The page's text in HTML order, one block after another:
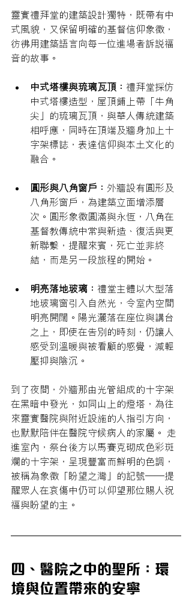
靈實禮拜堂的建築設計獨特，既帶有中
式風貌，又保留明確的基督信仰象徵，
彷彿用建築語言向每一位進場者訴說福
音的故事。​
中式塔樓與琉璃瓦頂： 禮拜堂採仿
中式塔樓造型，屋頂鋪上帶「牛角
尖」的琉璃瓦頂，與華人傳統建築
相呼應，同時在頂端及牆身加上十
字架標誌，表達信仰與本土文化的
融合。​
圓形與八角窗戶： 外牆設有圓形及
八角形窗戶，為建築立面增添層
次。圓形象徵圓滿與永恆，八角在
基督教傳統中常與新造、復活與更
新聯繫，提醒來賓，死亡並非終
結，而是另一段旅程的開始。​
明亮落地玻璃： 禮堂主體以大型落
地玻璃窗引入自然光，令室內空間
明亮開闊。陽光灑落在座位與講台
之上，即使在告別的時刻，仍讓人
感受到溫暖與被看顧的感覺，減輕
壓抑與陰沉。​
到了夜間，外牆那由光管組成的十字架
在黑暗中發光，如同山上的燈塔，為往
來靈實醫院與附近設施的人指引方向，
也默默陪伴在醫院守候病人的家屬。 走
進室內，祭台後方以馬賽克砌成色彩斑
斕的十字架，呈現豐富而鮮明的色調，
被稱為象徵「盼望之灣」的記號——提
醒眾人在哀傷中仍可以仰望那位賜人祝
福與盼望的主。
四、醫院之中的聖所：環
境與位置帶來的安寧